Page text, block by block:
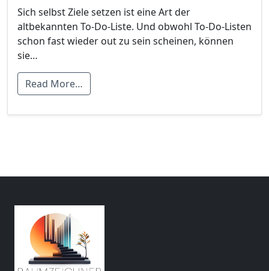
Sich selbst Ziele setzen ist eine Art der
altbekannten To-Do-Liste. Und obwohl To-Do-Listen
schon fast wieder out zu sein scheinen, können
sie…
Read More…